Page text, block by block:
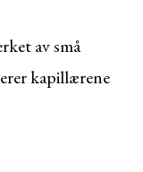
av små
kapillærene